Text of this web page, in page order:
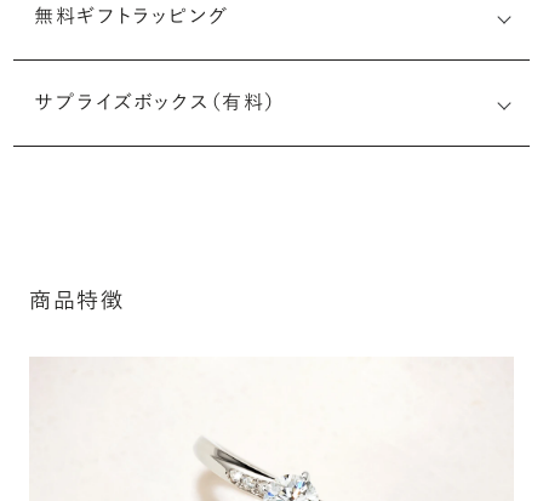
印することができます。注文前だけでなく購入後の刻印も、
リングに初めて施す初回の刻印は、無料にて承ります（デザ
指輪の内側に、誕生石やピンクダイヤモンドなど、お好みの
宝石を選んでセッティングすることができます。ショッピング
無料ギフトラッピング
サプライズボックス（有料）
商品特徴